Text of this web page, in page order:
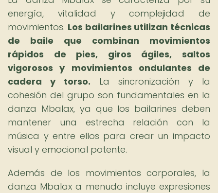
energía, vitalidad y complejidad de
movimientos. Los bailarines utilizan técnicas
de baile que combinan movimientos
rápidos de pies, giros ágiles, saltos
vigorosos y movimientos ondulantes de
cadera y torso. La sincronización y la
cohesión del grupo son fundamentales en la
danza Mbalax, ya que los bailarines deben
mantener una estrecha relación con la
música y entre ellos para crear un impacto
visual y emocional potente.
Además de los movimientos corporales, la
danza Mbalax a menudo incluye expresiones